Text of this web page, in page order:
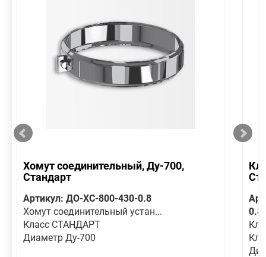
Хомут соединительный, Ду-700,
Стандарт
Артикул: ДО-ХС-800-430-0.8
Хомут соединительный устан...
Класс СТАНДАРТ
Диаметр Ду-700